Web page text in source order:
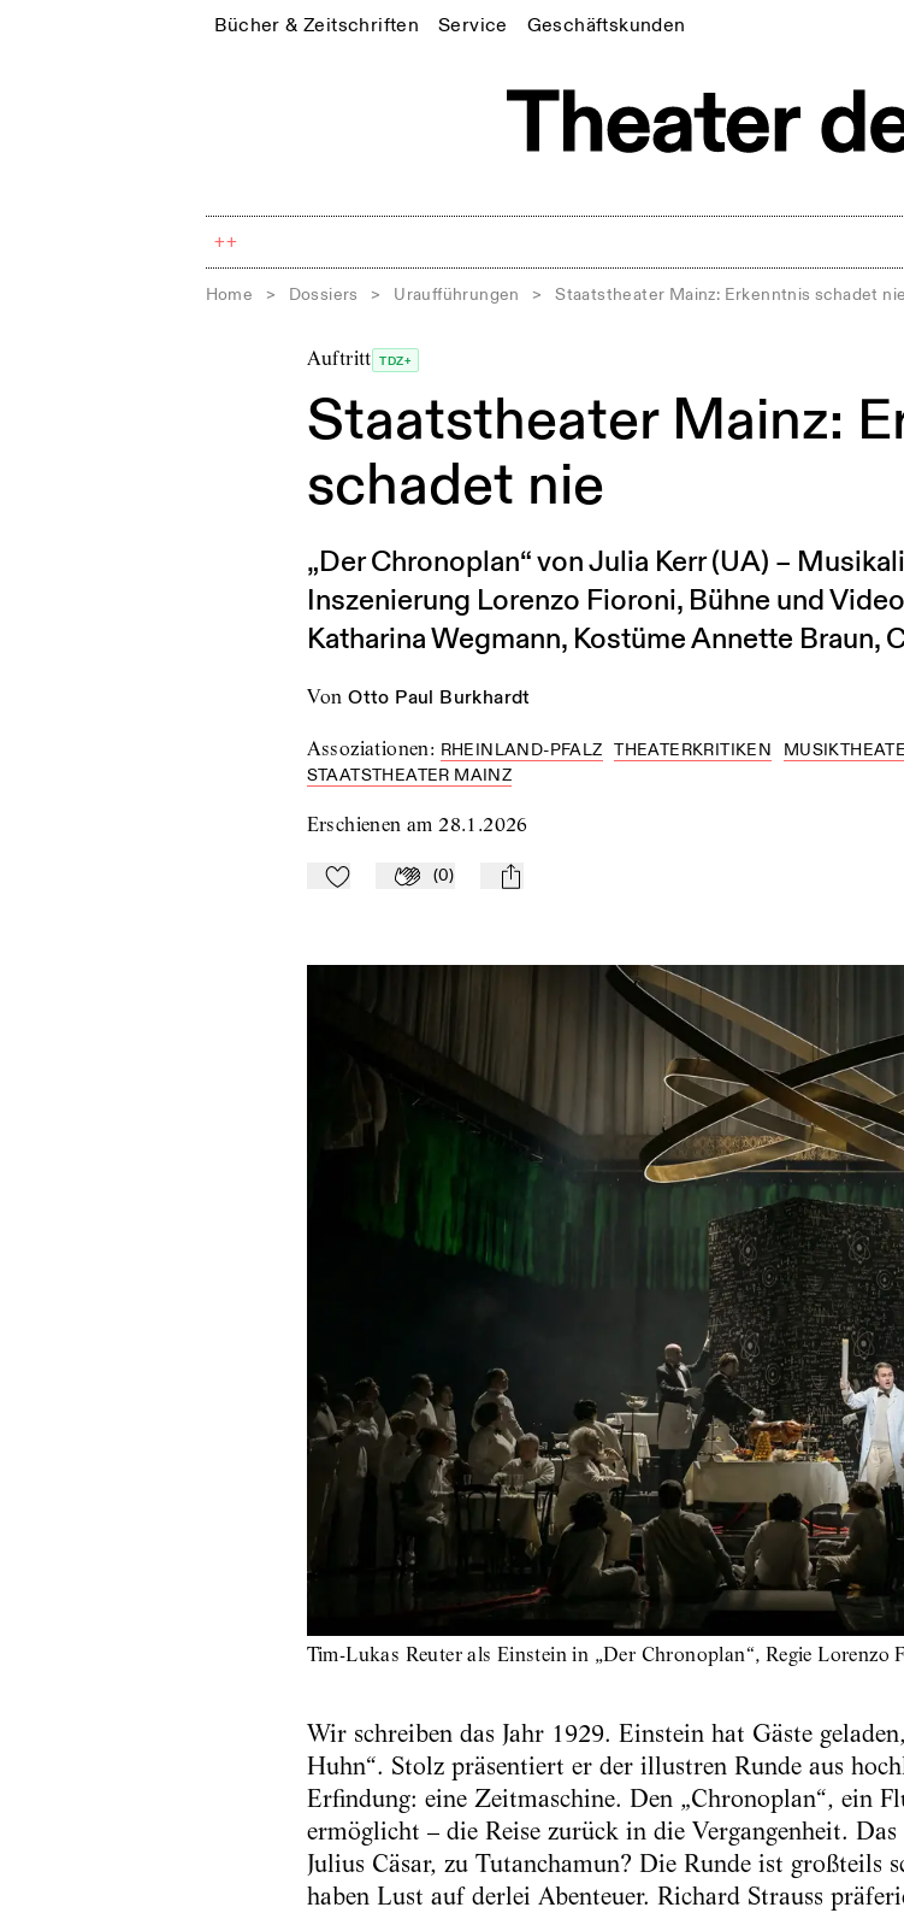
Bücher & Zeitschriften Service Geschäftskunden
++
Home > Dossiers > Uraufführungen > Staatstheater Mainz: Erkenntnis schadet nie
Auftritt TDZ+
Staatstheater Mainz:
schadet nie
„Der Chronoplan“ von Julia Kerr (UA) –
Inszenierung Lorenzo Fioroni, Bühne und
Katharina Wegmann, Kostüme Annette Braun,
von Otto Paul Burkhardt
Assoziationen: RHEINLAND-PFALZ THEATERKRITIKEN
STAATSTHEATER MAINZ
Erschienen am 28.1.2026
Zu Mein-TdZ hinzufügen
Applaudieren
(0) mail
Tim-Lukas Reuter als Einstein in „Der Chronoplan“, Regie Lorenzo
Wir schreiben das Jahr 1929. Einstein hat Gäste
Huhn“. Stolz präsentiert er der illustren Runde aus
Erfindung: eine Zeitmaschine. Den „Chronoplan“, ein
ermöglicht – die Reise zurück in die Vergangenheit.
Julius Cäsar, zu Tutanchamun? Die Runde ist großteils
haben Lust auf derlei Abenteuer. Richard Strauss